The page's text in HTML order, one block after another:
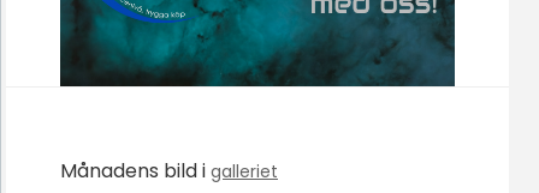
Månadens bild i galleriet